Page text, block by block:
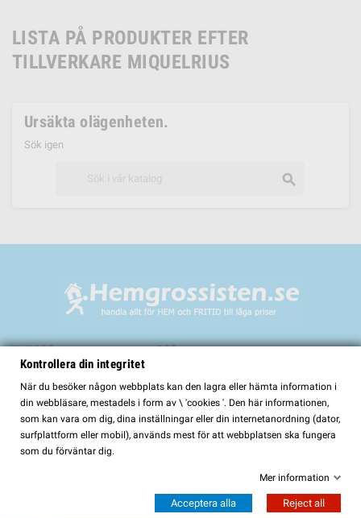
LISTA PÅ PRODUKTER EFTER
TILLVERKARE MIQUELRIUS
Ursäkta olägenheten.
Sök igen
search
Välkommen till
HemGrossisten.se
HemGrossisten.se har sedan 2017 erbjudit kvalitetsprodukter för hem och
trädgård till kunder över hela Sverige. Hos oss hittar du ett noggrant utvalt
sortiment med fokus på kvalitet, funktion och lång hållbarhet.
Kontrollera din integritet
När du besöker någon webbplats kan den lagra eller hämta information i
din webbläsare, mestadels i form av \ 'cookies '. Den här informationen,
som kan vara om dig, dina inställningar eller din internetanordning (dator,
surfplattform eller mobil), används mest för att webbplatsen ska fungera
som du förväntar dig.
Mer information
Acceptera alla Reject all